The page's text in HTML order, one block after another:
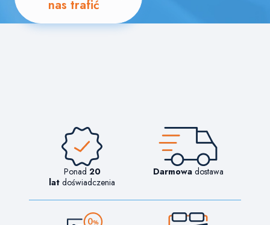
nas trafić
Ponad 20
lat doświadczenia
Darmowa dostawa